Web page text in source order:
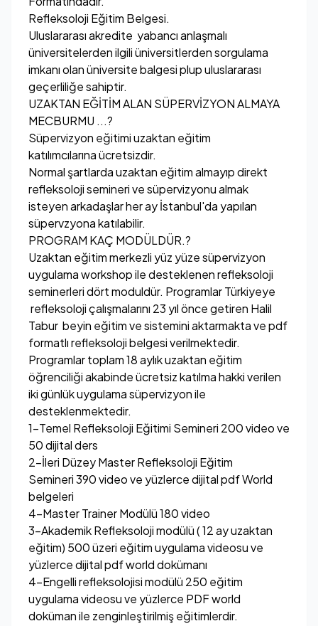
Refleksoloji Eğitim Belgesi.
Uluslararası akredite yabancı anlaşmalı
üniversitelerden ilgili üniversitlerden sorgulama
imkanı olan üniversite balgesi plup uluslararası
geçerliliğe sahiptir.
UZAKTAN EĞİTİM ALAN SÜPERVİZYON ALMAYA
MECBURMU ...?
Süpervizyon eğitimi uzaktan eğitim
katılımcılarına ücretsizdir.
Normal şartlarda uzaktan eğitim almayıp direkt
refleksoloji semineri ve süpervizyonu almak
isteyen arkadaşlar her ay İstanbul'da yapılan
süpervzyona katılabilir.
PROGRAM KAÇ MODÜLDÜR.?
Uzaktan eğitim merkezli yüz yüze süpervizyon
uygulama workshop ile desteklenen refleksoloji
seminerleri dört moduldür. Programlar Türkiyeye
refleksoloji çalışmalarını 23 yıl önce getiren Halil
Tabur beyin eğitim ve sistemini aktarmakta ve pdf
formatlı refleksoloji belgesi verilmektedir.
Programlar toplam 18 aylık uzaktan eğitim
öğrenciliği akabinde ücretsiz katılma hakki verilen
iki günlük uygulama süpervizyon ile
desteklenmektedir.
1-Temel Refleksoloji Eğitimi Semineri 200 video ve
50 dijital ders
2-İleri Düzey Master Refleksoloji Eğitim
Semineri 390 video ve yüzlerce dijital pdf World
belgeleri
4-Master Trainer Modülü 180 video
3-Akademik Refleksoloji modülü ( 12 ay uzaktan
eğitim) 500 üzeri eğitim uygulama videosu ve
yüzlerce dijital pdf world dokümanı
4-Engelli refleksolojisi modülü 250 eğitim
uygulama videosu ve yüzlerce PDF world
doküman ile zenginleştirilmiş eğitimlerdir.